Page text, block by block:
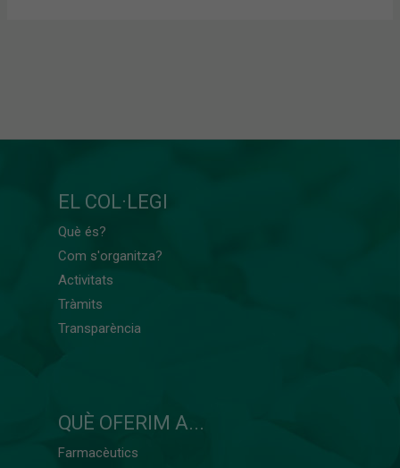
EL COL·LEGI
Què és?
Com s'organitza?
Activitats
Tràmits
Transparència
QUÈ OFERIM A...
Farmacèutics